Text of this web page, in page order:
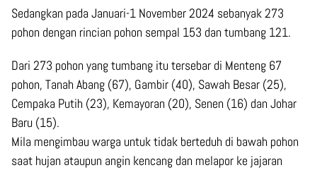
Sedangkan pada Januari-1 November 2024 sebanyak 273
pohon dengan rincian pohon sempal 153 dan tumbang 121.
Dari 273 pohon yang tumbang itu tersebar di Menteng 67
pohon, Tanah Abang (67), Gambir (40), Sawah Besar (25),
Cempaka Putih (23), Kemayoran (20), Senen (16) dan Johar
Baru (15).
Mila mengimbau warga untuk tidak berteduh di bawah pohon
saat hujan ataupun angin kencang dan melapor ke jajaran